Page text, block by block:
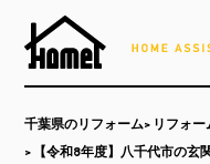
千葉県のリフォーム リフォー
【令和8年度】八千代市の玄